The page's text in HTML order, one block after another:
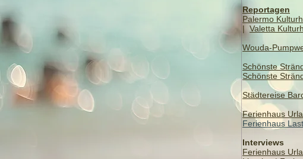
Reportagen
Palermo
| Valetta
Wouda-
Schönste
Schönste
Städtereise
Ferienhaus
Ferienhaus
Interviews
Ferienhaus